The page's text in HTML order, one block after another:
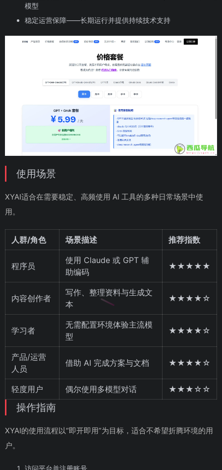
模型
稳定运营保障——长期运行并提供持续技术支持
使用场景
XYAI适合在需要稳定、高频使用 AI 工具的多种日常场景中使
用。
人群/角色 场景描述 推荐指数
程序员
使用 Claude 或 GPT 辅
助编码
★★★★★
内容创作者
写作、整理资料与生成文
本
★★★★☆
学习者
无需配置环境体验主流模
型
★★★★☆
产品/运营
人员
借助 AI 完成方案与文档 ★★★★☆
轻度用户 偶尔使用多模型对话 ★★★☆☆
操作指南
XYAI的使用流程以“即开即用”为目标，适合不希望折腾环境的用
户。
访问平台并注册账号